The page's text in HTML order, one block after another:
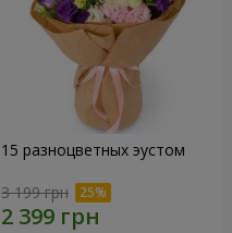
15 разноцветных эустом
3 199 грн